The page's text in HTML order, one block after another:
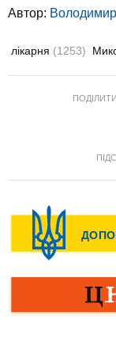
Автор:
лікарня (1253)